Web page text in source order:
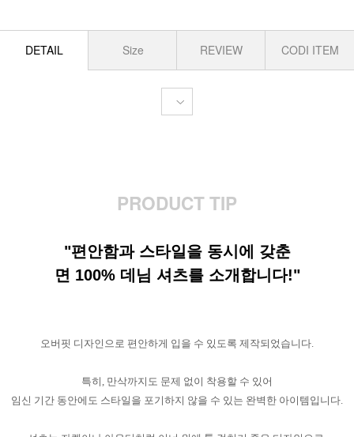
DETAIL Size REVIEW CODI ITEM
PRODUCT TIP
"편안함과 스타일을 동시에 갖춘
면 100% 데님 셔츠를 소개합니다!"
오버핏 디자인으로 편안하게 입을 수 있도록 제작되었습니다.
특히, 만삭까지도 문제 없이 착용할 수 있어
임신 기간 동안에도 스타일을 포기하지 않을 수 있는 완벽한 아이템입니다.